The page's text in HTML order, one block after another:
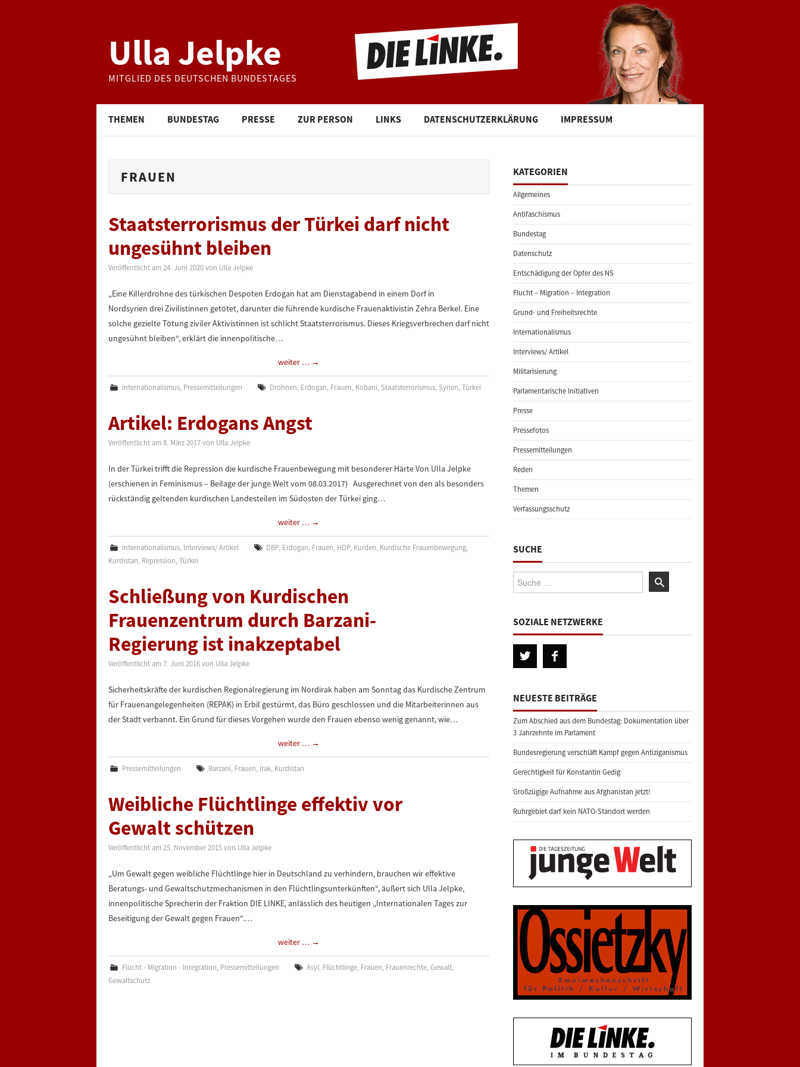
Ulla Jelpke
MITGLIED DES DEUTSCHEN BUNDESTAGES
THEMEN BUNDESTAG PRESSE ZUR PERSON LINKS DATENSCHUTZERKLÄRUNG IMPRESSUM
FRAUEN
Staatsterrorismus der Türkei darf nicht
ungesühnt bleiben
Veröffentlicht am 24. Juni 2020 von Ulla Jelpke
„Eine Killerdrohne des türkischen Despoten Erdogan hat am Dienstagabend in einem Dorf in
Nordsyrien drei Zivilistinnen getötet, darunter die führende kurdische Frauenaktivistin Zehra Berkel. Eine
solche gezielte Tötung ziviler Aktivistinnen ist schlicht Staatsterrorismus. Dieses Kriegsverbrechen darf nicht
ungesühnt bleiben“, erklärt die innenpolitische…
weiter … →
Internationalismus, Pressemitteilungen Drohnen, Erdogan, Frauen, Kobani, Staatsterrorismus, Syrien,Türkei
Artikel: Erdogans Angst
Veröffentlicht am 8. März 2017 von Ulla Jelpke
In der Türkei trifft die Repression die kurdische Frauenbewegung mit besonderer Härte Von Ulla Jelpke
(erschienen in Feminismus – Beilage der junge Welt vom 08.03.2017) Ausgerechnet von den als besonders
rückständig geltenden kurdischen Landesteilen im Südosten der Türkei ging…
weiter … →
Internationalismus, Interviews/ Artikel DBP, Erdogan, Frauen, HDP, Kurden, Kurdische Frauenbewegung,
Kurdistan, Repression, Türkei
Schließung von Kurdischen
Frauenzentrum durch Barzani-
Regierung ist inakzeptabel
Veröffentlicht am 7. Juni 2016 von Ulla Jelpke
Sicherheitskräfte der kurdischen Regionalregierung im Nordirak haben am Sonntag das Kurdische Zentrum
für Frauenangelegenheiten (REPAK) in Erbil gestürmt, das Büro geschlossen und die Mitarbeiterinnen aus
der Stadt verbannt. Ein Grund für dieses Vorgehen wurde den Frauen ebenso wenig genannt, wie…
weiter … →
Pressemitteilungen Barzani, Frauen, Irak, Kurdistan
Weibliche Flüchtlinge effektiv vor
Gewalt schützen
Veröffentlicht am 25. November 2015 von Ulla Jelpke
„Um Gewalt gegen weibliche Flüchtlinge hier in Deutschland zu verhindern, brauchen wir effektive
Beratungs- und Gewaltschutzmechanismen in den Flüchtlingsunterkünften“, äußert sich Ulla Jelpke,
innenpolitische Sprecherin der Fraktion DIE LINKE, anlässlich des heutigen „Internationalen Tages zur
Beseitigung der Gewalt gegen Frauen“.…
weiter … →
Flucht - Migration - Integration, Pressemitteilungen Asyl, Flüchtlinge, Frauen, Frauenrechte,Gewalt,
Gewaltschutz
KATEGORIEN
Allgemeines
Antifaschismus
Bundestag
Datenschutz
Entschädigung der Opfer des NS
Flucht – Migration – Integration
Grund- und Freiheitsrechte
Internationalismus
Interviews/ Artikel
Militarisierung
Parlamentarische Initiativen
Presse
Pressefotos
Pressemitteilungen
Reden
Themen
Verfassungsschutz
SUCHE
Suche:
SOZIALE NETZWERKE
NEUESTE BEITRÄGE
Zum Abschied aus dem Bundestag: Dokumentation über
3 Jahrzehnte im Parlament
Bundesregierung verschläft Kampf gegen Antiziganismus
Gerechtigkeit für Konstantin Gedig
Großzügige Aufnahme aus Afghanistan jetzt!
Ruhrgebiet darf kein NATO-Standort werden